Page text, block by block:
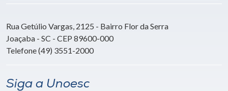
Rua Getúlio Vargas, 2125 - Bairro Flor da Serra
Joaçaba - SC - CEP 89600-000
Telefone (49) 3551-2000
Siga a Unoesc